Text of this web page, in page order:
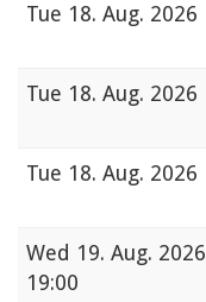
Tue 18. Aug. 2026
Tue 18. Aug. 2026
Tue 18. Aug. 2026
Wed 19. Aug. 2026
19:00